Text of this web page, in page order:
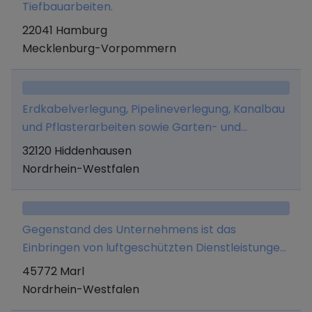
Tiefbauarbeiten.
22041 Hamburg
Mecklenburg-Vorpommern
Erdkabelverlegung, Pipelineverlegung, Kanalbau
und Pflasterarbeiten sowie Garten- und
Landschaftsbau.
32120 Hiddenhausen
Nordrhein-Westfalen
Gegenstand des Unternehmens ist das
Einbringen von luftgeschützten Dienstleistungen
mit bemannten und unbemannten Fluggeräten
jeder Art, Forschung und Entwicklung von
45772 Marl
Nordrhein-Westfalen